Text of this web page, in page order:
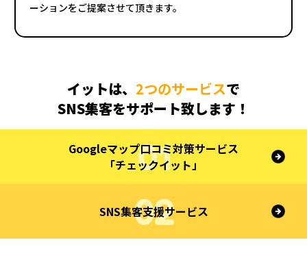
ーションをご提案させて頂きます。
イットは、 2つのサービスで
SNS集客をサポート致します！
Googleマップ口コミ対策サービス
「チェックイット」
SNS集客支援サービス